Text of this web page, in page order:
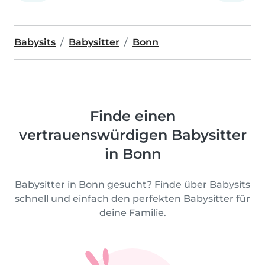
Babysits Babysitter Bonn
Finde einen
vertrauenswürdigen Babysitter
in Bonn
Babysitter in Bonn gesucht? Finde über Babysits
schnell und einfach den perfekten Babysitter für
deine Familie.